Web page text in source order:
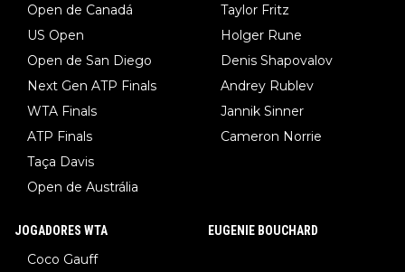
Open de Canadá
US Open
Open de San Diego
Next Gen ATP Finals
WTA Finals
ATP Finals
Taça Davis
Open de Austrália
Taylor Fritz
Holger Rune
Denis Shapovalov
Andrey Rublev
Jannik Sinner
Cameron Norrie
JOGADORES WTA
Coco Gauff
EUGENIE BOUCHARD